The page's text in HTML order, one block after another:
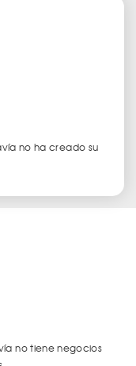
no ha creado su
no tiene negocios